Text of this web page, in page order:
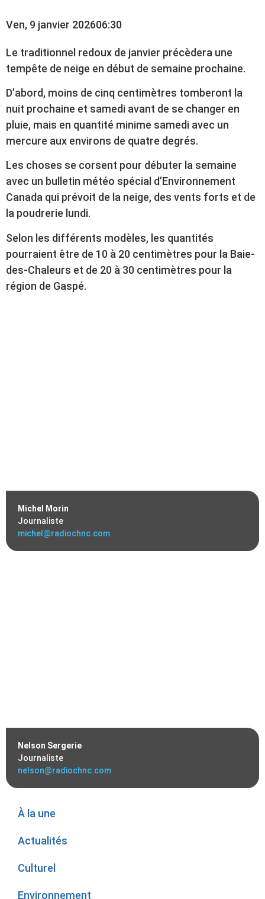
Michel Morin
Journaliste
michel@radiochnc.com
Nelson Sergerie
Journaliste
nelson@radiochnc.com
À la une
Actualités
Culturel
Environnement
Ven, 9 janvier 202606:30
Le traditionnel redoux de janvier précèdera une
tempête de neige en début de semaine prochaine.
D’abord, moins de cinq centimètres tomberont la
nuit prochaine et samedi avant de se changer en
pluie, mais en quantité minime samedi avec un
mercure aux environs de quatre degrés.
Les choses se corsent pour débuter la semaine
avec un bulletin météo spécial d’Environnement
Canada qui prévoit de la neige, des vents forts et de
la poudrerie lundi.
Selon les différents modèles, les quantités
pourraient être de 10 à 20 centimètres pour la Baie-
des-Chaleurs et de 20 à 30 centimètres pour la
région de Gaspé.